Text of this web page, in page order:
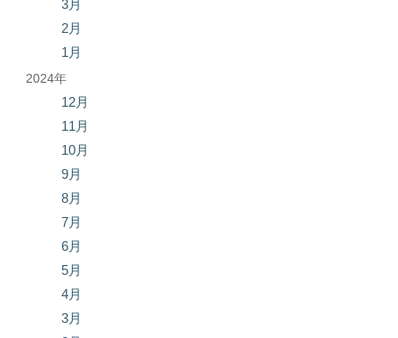
3月
2月
1月
2024年
12月
11月
10月
9月
8月
7月
6月
5月
4月
3月